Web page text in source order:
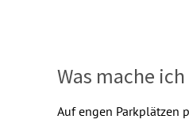
Was mache
Auf engen Parkplätzen